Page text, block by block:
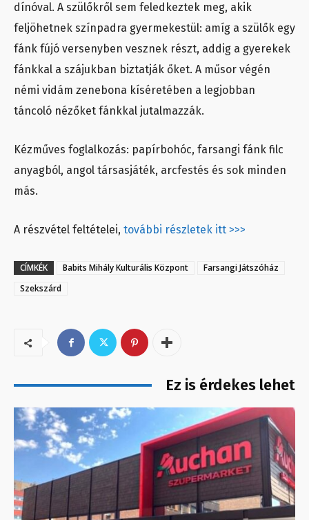
dínóval. A szülőkről sem feledkeztek meg, akik
feljöhetnek színpadra gyermekestül: amíg a szülők egy
fánk fújó versenyben vesznek részt, addig a gyerekek
fánkkal a szájukban biztatják őket. A műsor végén
némi vidám zenebona kíséretében a legjobban
táncoló nézőket fánkkal jutalmazzák.
Kézműves foglalkozás: papírbohóc, farsangi fánk filc
anyagból, angol társasjáték, arcfestés és sok minden
más.
A részvétel feltételei, további részletek itt >>>
CÍMKÉK Babits Mihály Kulturális Központ
Farsangi Játszóház
Szekszárd
Ez is érdekes lehet